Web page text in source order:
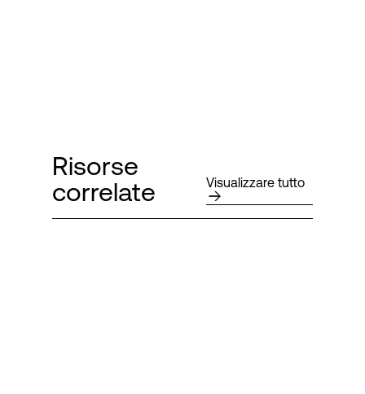
Risorse
correlate
Visualizzare tutto